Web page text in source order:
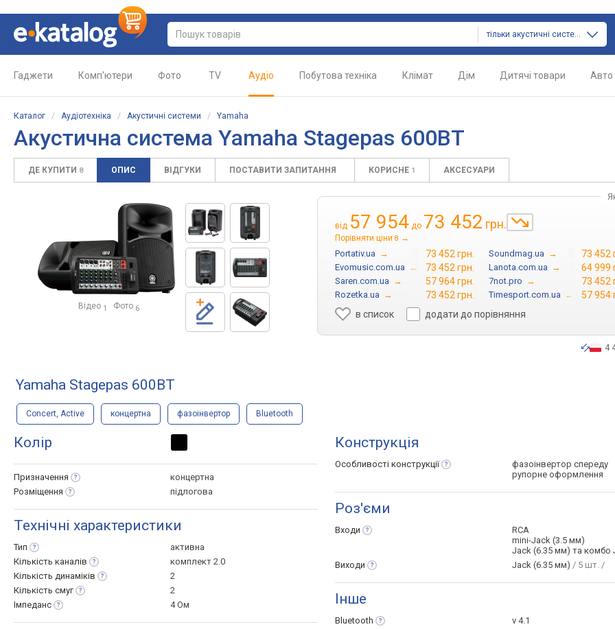
тільки акустичні системи
Гаджети Комп'ютери Фото TV Аудіо Побутова техніка Клімат Дім Дитячі товари Авто
Каталог / Аудіотехніка / Акустичні системи / Yamaha
Акустична система Yamaha Stagepas 600BT
ДЕ КУПИТИ 8 ОПИС ВІДГУКИ ПОСТАВИТИ ЗАПИТАННЯ КОРИСНЕ 1 АКСЕСУАРИ
Відео 1 Фото 6
від 57 954 до 73 452 грн.
Порівняти ціни 8 →
Portativ.ua → 73 452 грн. Soundmag.ua → 73 452
Evomusic.com.ua → 73 452 грн. Lanota.com.ua → 64 999
Saren.com.ua → 57 964 грн. 7not.pro → 73 452
Rozetka.ua → 73 452 грн. Timesport.com.ua →
57 954
в список
додати до порівняння
4
Yamaha Stagepas 600BT
Concert, Active концертна фазоінвертор Bluetooth
Колір
Призначення
концертна
Розміщення
підлогова
Технічні характеристики
Тип
активна
Кількість каналів
комплект 2.0
Кількість динаміків
2
Кількість смуг
2
Імпеданс
4 Ом
Конструкція
Особливості конструкції
фазоінвертор спереду
рупорне оформлення
Роз'єми
Входи
RCA
mini-Jack (3.5 мм)
Jack (6.35 мм) та комбо
Виходи
Jack (6.35 мм) / 5 шт. /
Інше
Bluetooth
v 4.1